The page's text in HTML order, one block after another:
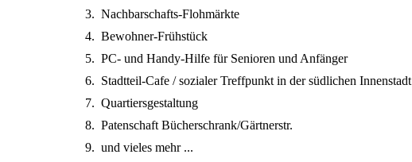
Nachbarschafts-Flohmärkte
Bewohner-Frühstück
PC- und Handy-Hilfe für Senioren und Anfänger
Stadtteil-Cafe / sozialer Treffpunkt in der südlichen Innenstadt
Quartiersgestaltung
Patenschaft Bücherschrank/Gärtnerstr.
und vieles mehr ...